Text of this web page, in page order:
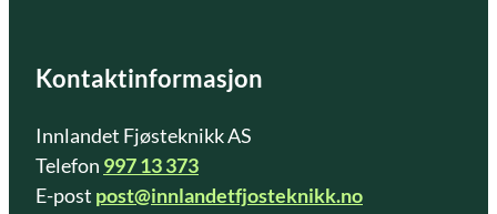
Kontaktinformasjon
Innlandet Fjøsteknikk AS
Telefon 997 13 373
E-post post@innlandetfjosteknikk.no